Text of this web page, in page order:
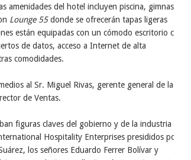
amenidades del hotel incluyen piscina, gimnasio,
Lounge 55donde se ofrecerán tapas ligeras
están equipadas con un cómodo escritorio con
de datos, acceso a Internet de alta
comodidades.
al Sr. Miguel Rivas, gerente general de la
de Ventas.
figuras claves del gobierno y de la industria
Hospitality Enterprises presididos por
los señores Eduardo Ferrer Bolívar y